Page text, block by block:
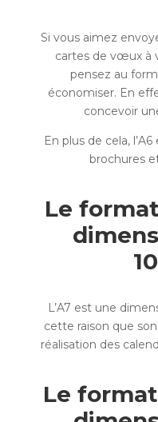
Si vous aimez
cartes de vœux à
pensez au
économiser. En
concevoir
En plus de cela,
brochures
Le
L’A7 est une
cette raison que
réalisation des
Le